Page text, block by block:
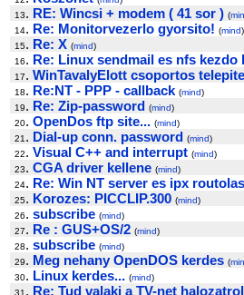
13. RE: Wincsi + modem ( 41 sor ) (
14. Re: Monitorvezerlo gyorsito! (mind)
15. Re: X (mind)
16. Re: Linux sendmail es nfs kezdo
17. WinTavalyElott csoportos
18. Re:NT - PPP - callback (mind)
19. Re: Zip-password (mind)
20. OpenDos ftp site... (mind)
21 . Dial-up conn. password (mind)
22. Visual C++ and interrupt (mind)
23. CGA driver kellene (mind)
24. Re: Win NT server es ipx routolas
25. Korozes: PICCLIP.300 (mind)
26. subscribe (mind)
27. Re : GUS+OS/2 (mind)
28. subscribe (mind)
29. Meg nehany OpenDOS kerdes (
30. Linux kerdes... (mind)
31 . Re: Tud valaki a TV-net